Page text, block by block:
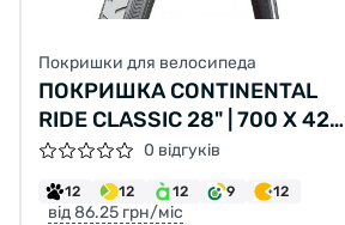
Покришки для велосипеда
ПОКРИШКА CONTINENTAL
RIDE CLASSIC 28" | 700 X 42C
(40C) | 28 X 1.60 СІРА, НЕ
СКЛАДНА
0 відгуків
12 12 12 9 12
від 86.25 грн/міс